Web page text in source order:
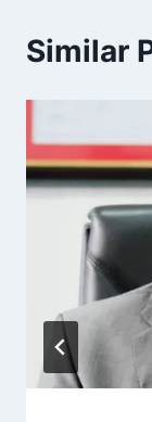
Similar